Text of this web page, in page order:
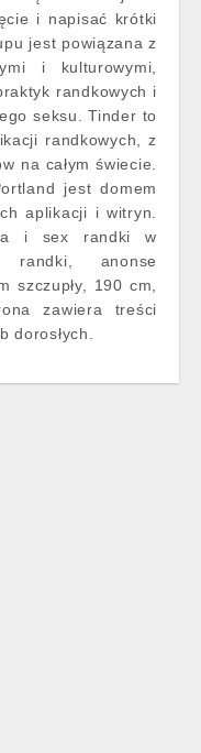
i napisać krótki
jest powiązana z
i kulturowymi,
randkowych i
seksu. Tinder to
randkowych, z
na całym świecie.
jest domem
aplikacji i witryn.
i sex randki w
randki, anonse
szczupły, 190 cm,
zawiera treści
dorosłych.